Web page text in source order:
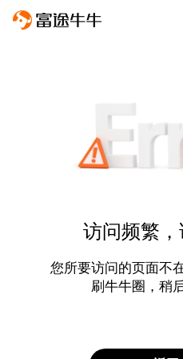
访问频繁
您所要访问的页面不
刷牛牛圈，稍